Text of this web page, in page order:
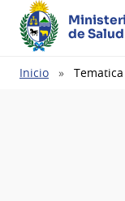
de
Ruta
Inicio Tematica